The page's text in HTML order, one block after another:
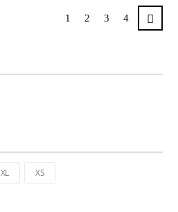
1 2 3 4
XL XS